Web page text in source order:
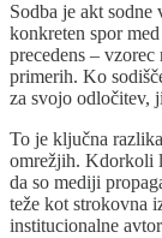
Sodba je akt
konkreten spor
precedens –
primerih. Ko
za svojo odločitev,
To je ključna
omrežjih. Kdorkoli
da so mediji
teže kot strokovna
institucionalne